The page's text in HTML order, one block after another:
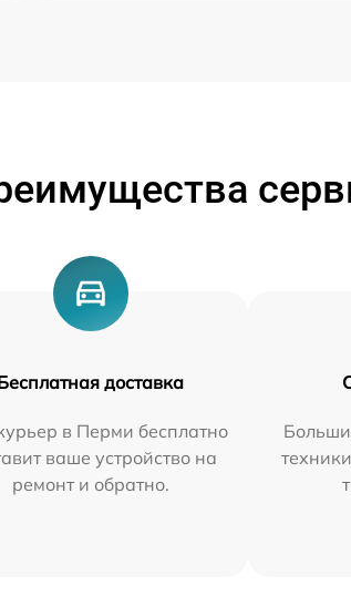
доставка
в Перми бесплатно
ваше устройство на
ремонт и обратно.